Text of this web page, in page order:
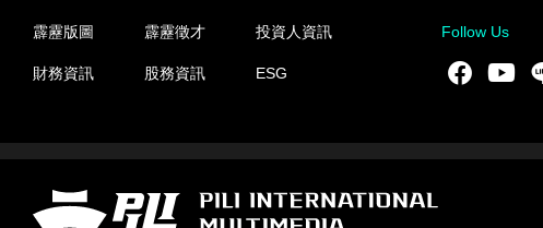
霹靂版圖 霹靂徵才 投資人資訊
財務資訊 股務資訊 ESG
Follow Us
霹靂國際多媒體股份有限公司 PILI INTERNATIONAL MULTIMEDIA